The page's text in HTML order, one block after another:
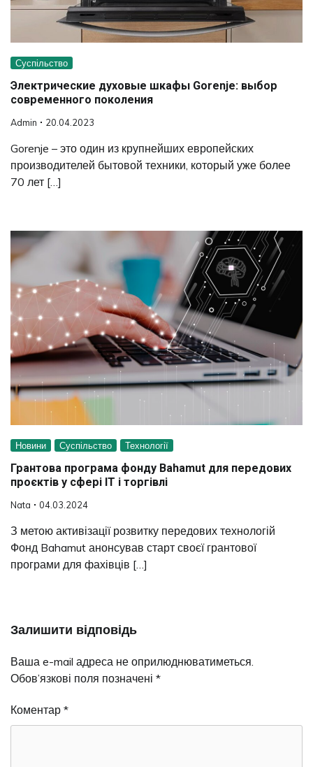
Суспільство
Электрические духовые шкафы Gorenje: выбор
современного поколения
Admin 20.04.2023
Gorenje – это один из крупнейших европейских
производителей бытовой техники, который уже более
70 лет […]
Новини Суспільство Технології
Грантова програма фонду Bahamut для передових
проєктів у сфері ІТ і торгівлі
Nata 04.03.2024
З метою активізації розвитку передових технологій
Фонд Bahamut анонсував старт своєї грантової
програми для фахівців […]
Залишити відповідь
Ваша e-mail адреса не оприлюднюватиметься.
Обов’язкові поля позначені *
Коментар *